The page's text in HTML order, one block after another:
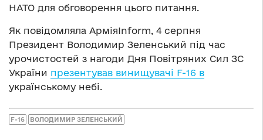
НАТО для обговорення цього питання.
Як повідомляла АрміяInform, 4 серпня
Президент Володимир Зеленський під час
урочистостей з нагоди Дня Повітряних Сил ЗС
України презентував винищувачі F-16 в
українському небі.
F-16 ВОЛОДИМИР ЗЕЛЕНСЬКИЙ